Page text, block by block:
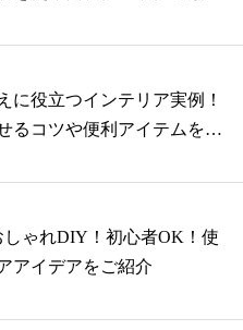
に役立つインテリア実例！
るコツや便利アイテムをご
しゃれDIY！初心者OK！使
アイデアをご紹介